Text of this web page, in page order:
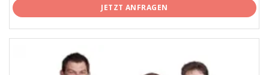
JETZT ANFRAGEN